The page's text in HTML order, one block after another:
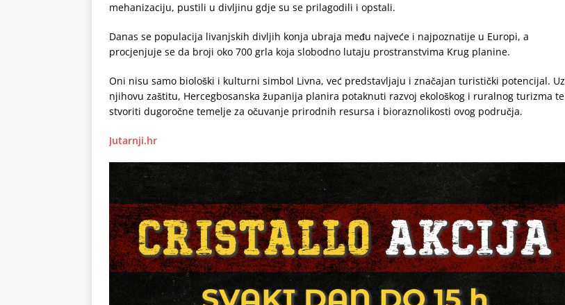
mehanizaciju, pustili u divljinu gdje su se prilagodili i opstali.
Danas se populacija livanjskih divljih konja ubraja među najveće i najpoznatije u Europi, a
procjenjuje se da broji oko 700 grla koja slobodno lutaju prostranstvima Krug planine.
Oni nisu samo biološki i kulturni simbol Livna, već predstavljaju i značajan turistički potencijal. Uz
njihovu zaštitu, Hercegbosanska županija planira potaknuti razvoj ekološkog i ruralnog turizma te
stvoriti dugoročne temelje za očuvanje prirodnih resursa i bioraznolikosti ovog područja.
Jutarnji.hr